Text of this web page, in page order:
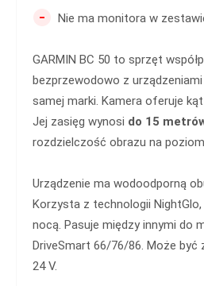
- Nie ma monitora w
GARMIN BC 50 to sprzęt
bezprzewodowo z
samej marki. Kamera oferuje
Jej zasięg wynosi do 15
rozdzielczość obrazu na
Urządzenie ma wodoodporną
Korzysta z technologii
nocą. Pasuje między innymi do
DriveSmart 66/76/86. Może być
24 V.